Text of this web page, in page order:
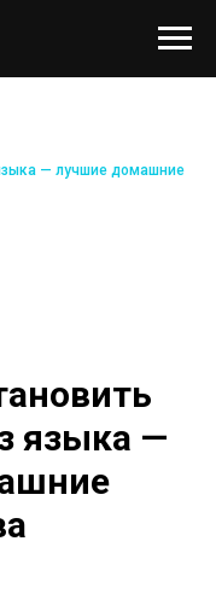
— лучшие домашние
языка —